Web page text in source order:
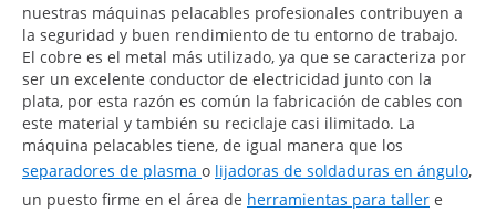
nuestras máquinas pelacables profesionales contribuyen a
la seguridad y buen rendimiento de tu entorno de trabajo.
El cobre es el metal más utilizado, ya que se caracteriza por
ser un excelente conductor de electricidad junto con la
plata, por esta razón es común la fabricación de cables con
este material y también su reciclaje casi ilimitado. La
máquina pelacables tiene, de igual manera que los
separadores de plasma o lijadoras de soldaduras en ángulo,
un puesto firme en el área de herramientas para taller e